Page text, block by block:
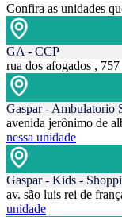
Confira as unidades
GA - CCP
rua dos afogados ,
Gaspar - Ambulatorio
avenida jerônimo de
nessa unidade
Gaspar - Kids -
av. são luis rei de
unidade